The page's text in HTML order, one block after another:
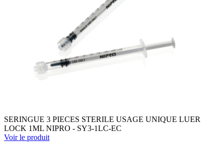
SERINGUE 3 PIECES STERILE USAGE UNIQUE LUER
LOCK 1ML NIPRO - SY3-1LC-EC
Voir le produit